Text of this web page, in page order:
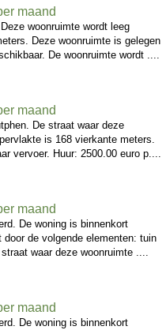
maand
woonruimte wordt leeg
Deze woonruimte is gelegen
De woonruimte wordt ....
maand
De straat waar deze
is 168 vierkante meters.
vervoer. Huur: 2500.00 euro p....
maand
De woning is binnenkort
door de volgende elementen: tuin
waar deze woonruimte ....
maand
De woning is binnenkort